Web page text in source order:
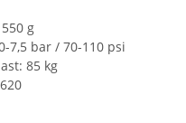
g
7,5 bar / 70-110 psi
85 kg